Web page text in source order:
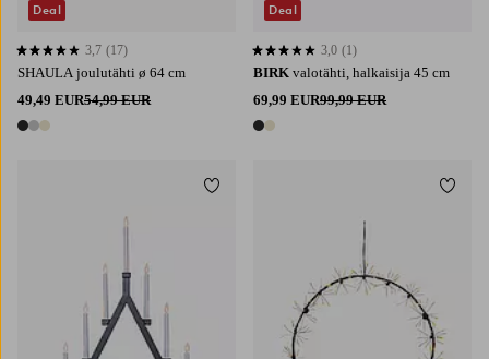
SHAULA joulutähti ø 64 cm
49,49 EUR54,99 EUR
3 värejä
3,7 perustuen 17 arvosanaan
3,7 (17)
Deal
BIRK valotähti, halkaisija 45 cm
69,99 EUR99,99 EUR
2 värejä
3,0 perustuen 1 arvosanaan
3,0 (1)
Deal
Lisää suosikkeihin Lisää